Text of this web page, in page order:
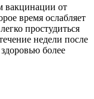
вакцинации от
время ослабляет
простудиться
недели после
более